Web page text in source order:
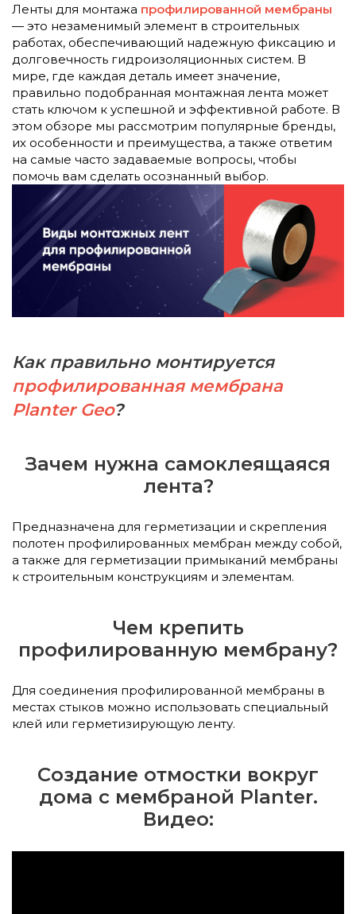
Ленты для монтажа профилированной мембраны
— это незаменимый элемент в строительных
работах, обеспечивающий надежную фиксацию и
долговечность гидроизоляционных систем. В
мире, где каждая деталь имеет значение,
правильно подобранная монтажная лента может
стать ключом к успешной и эффективной работе. В
этом обзоре мы рассмотрим популярные бренды,
их особенности и преимущества, а также ответим
на самые часто задаваемые вопросы, чтобы
помочь вам сделать осознанный выбор.
Как правильно монтируется
профилированная мембрана
Planter Geo?
Зачем нужна самоклеящаяся
лента?
Предназначена для герметизации и скрепления
полотен профилированных мембран между собой,
а также для герметизации примыканий мембраны
к строительным конструкциям и элементам.
Чем крепить
профилированную мембрану?
Для соединения профилированной мембраны в
местах стыков можно использовать специальный
клей или герметизирующую ленту.
Создание отмостки вокруг
дома с мембраной Planter.
Видео: